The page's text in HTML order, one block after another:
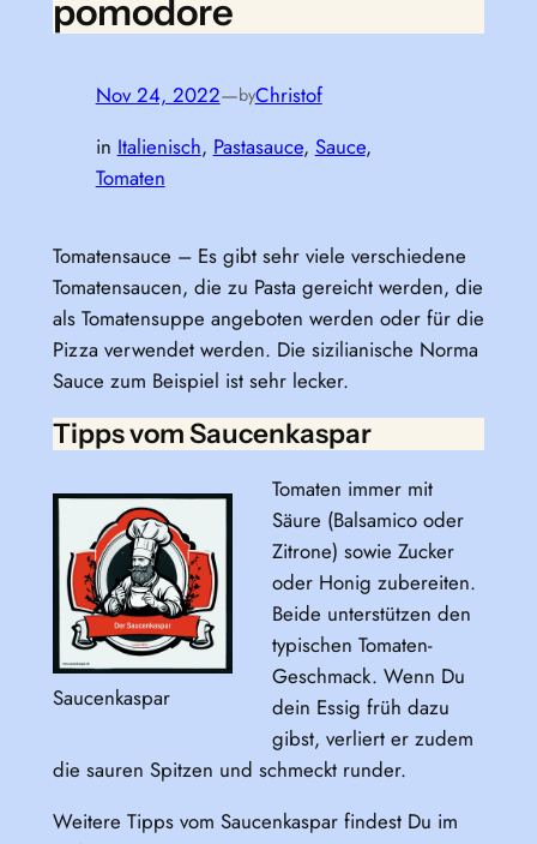
pomodore
Nov 24, 2022—byChristof
in Italienisch, Pastasauce, Sauce
Tomaten
Tomatensauce – Es gibt sehr viele verschiedene
Tomatensaucen, die zu Pasta gereicht werden, die
als Tomatensuppe angeboten werden oder für die
Pizza verwendet werden. Die sizilianische Norma
Sauce zum Beispiel ist sehr lecker.
Tipps vom Saucenkaspar
Saucenkaspar
Tomaten immer mit
Säure (Balsamico oder
Zitrone) sowie Zucker
oder Honig zubereiten.
Beide unterstützen den
typischen Tomaten-
Geschmack. Wenn Du
dein Essig früh dazu
gibst, verliert er zudem
die sauren Spitzen und schmeckt runder.
Weitere Tipps vom Saucenkaspar findest Du im